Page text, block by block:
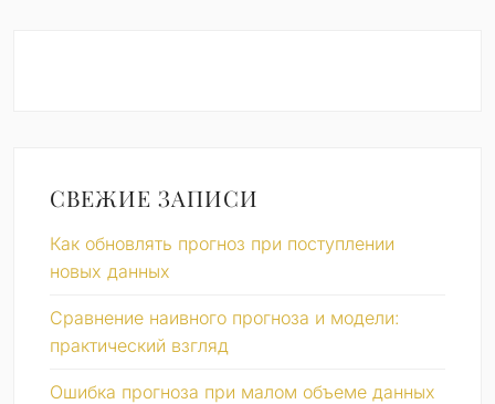
СВЕЖИЕ ЗАПИСИ
Как обновлять прогноз при поступлении
новых данных
Сравнение наивного прогноза и модели:
практический взгляд
Ошибка прогноза при малом объеме данных